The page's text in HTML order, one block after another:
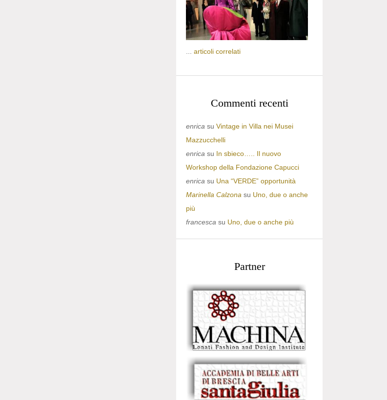
articoli correlati
Commenti recenti
enrica su Vintage in Villa nei Musei
Mazzucchelli
enrica su In sbieco….. Il nuovo
Workshop della Fondazione Capucci
enrica su Una “VERDE” opportunità
Marinella Calzona su Uno, due o anche
più
francesca su Uno, due o anche più
Partner